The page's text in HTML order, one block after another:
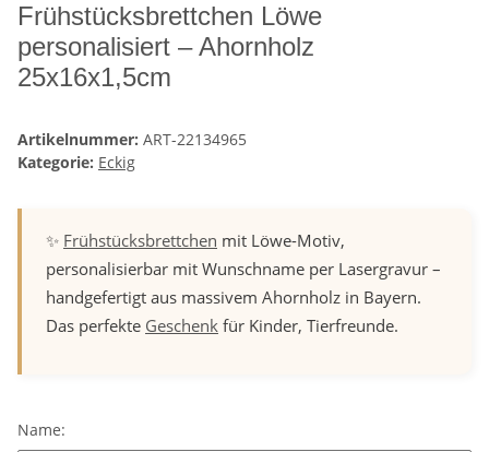
Frühstücksbrettchen Löwe
personalisiert – Ahornholz
25x16x1,5cm
Artikelnummer: ART-22134965
Kategorie: Eckig
✨ Frühstücksbrettchen mit Löwe-Motiv,
personalisierbar mit Wunschname per Lasergravur –
handgefertigt aus massivem Ahornholz in Bayern.
Das perfekte Geschenk für Kinder, Tierfreunde.
Name: